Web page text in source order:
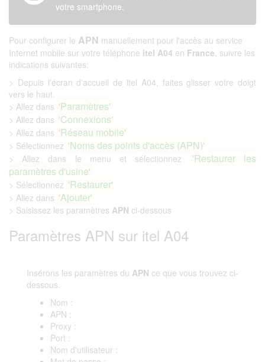
votre smartphone.
Pour configurer le APN manuellement pour l'accès au service
Internet mobile sur votre téléphone itel A04 en France, suivre les
indications suivantes:
> Depuis l'écran d'accueil de itel A04, faites glisser votre doigt
vers le haut.
> Allez dans 'Paramètres'
> Allez dans 'Connexions'
> Allez dans 'Réseau mobile'
> Sélectionnez 'Noms des points d'accès (APN)'
> Allez dans le menu et sélectionnez
'Restaurer les
paramètres d'usine'
> Sélectionnez 'Restaurer'
> Allez dans 'Ajouter'
> Saisissez les paramètres APN ci-dessous
Paramètres APN sur itel A04
Insérons les paramètres du APN ce que vous trouvez ci-
dessous.
Nom :
APN :
Proxy :
Port :
Nom d'utilisateur :